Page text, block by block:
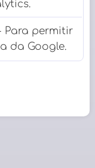
Para permitir
da Google.